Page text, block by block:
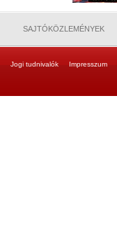
SAJTÓKÖZLEMÉNYEK
Jogi tudnivalók Impresszum